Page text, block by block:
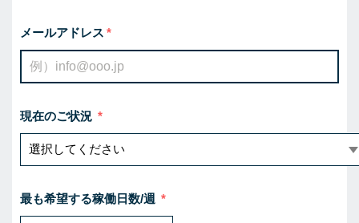
メールアドレス
現在のご状況
最も希望する稼働日数/週